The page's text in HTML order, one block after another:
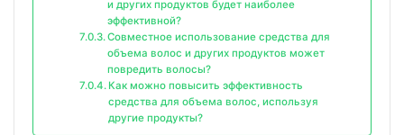
и других продуктов будет наиболее
эффективной?
Совместное использование средства для
объема волос и других продуктов может
повредить волосы?
Как можно повысить эффективность
средства для объема волос, используя
другие продукты?